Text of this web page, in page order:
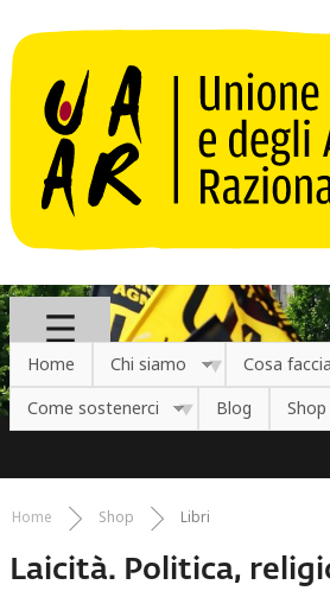
Home Chi siamo
Cosa
Come sostenerci
Blog Shop
Tu sei qui
Home Shop Libri
Laicità. Politica,